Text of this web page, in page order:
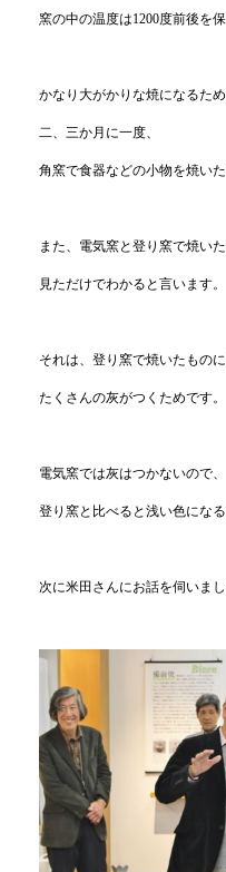
窯の中の温度は1200度前後を
かなり大がかりな焼になるため
二、三か月に一度、
角窯で食器などの小物を焼い
また、電気窯と登り窯で焼いた
見ただけでわかると言います。
それは、登り窯で焼いたものに
たくさんの灰がつくためです。
電気窯では灰はつかないので、
登り窯と比べると浅い色にな
次に米田さんにお話を伺いまし